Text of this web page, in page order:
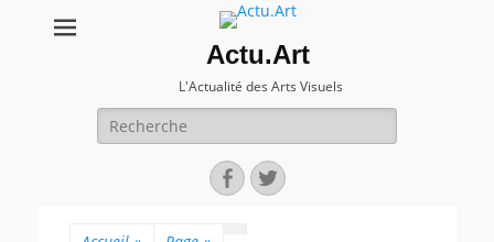
Actu.Art
L'Actualité des Arts Visuels
Recherche
pour:
Facebook
Twitter